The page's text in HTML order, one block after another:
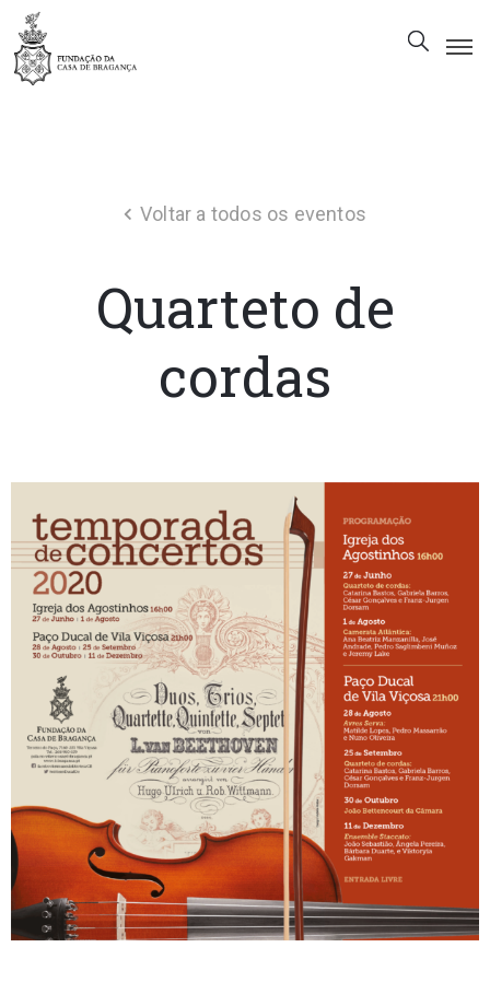
416
fcbraganca@fcbraganca.pt
Voltar a todos os eventos
Quarteto de
cordas